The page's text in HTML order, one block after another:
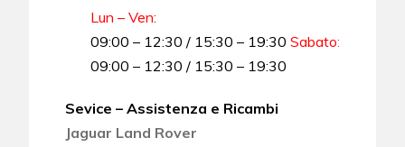
Lun – Ven:
09:00 – 12:30 / 15:30 – 19:30 Sabato:
09:00 – 12:30 / 15:30 – 19:30
Sevice – Assistenza e Ricambi
Jaguar Land Rover